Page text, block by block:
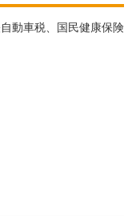
動車税、国民健康保険